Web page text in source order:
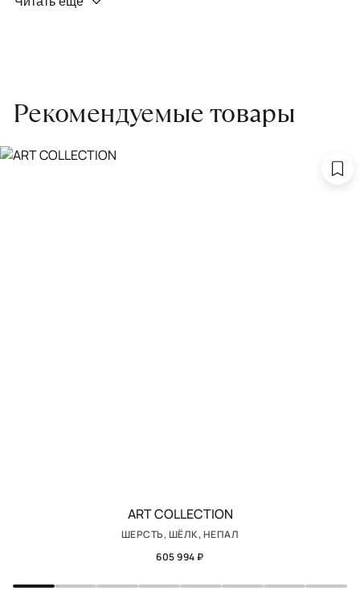
заборе ковра экспертом либо привозите его в салон.
Рекомендуемые товары
ART COLLECTION
ШЕРСТЬ, ШЁЛК, НЕПАЛ
605 994 ₽